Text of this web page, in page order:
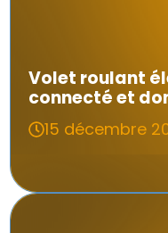
Volet roulant
connecté et
15 décembre